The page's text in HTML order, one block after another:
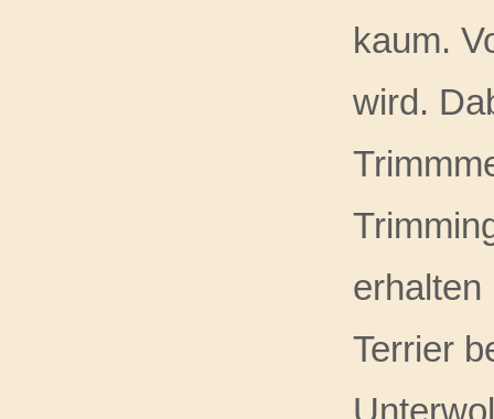
kaum.
wird.
erhalten
Terrier